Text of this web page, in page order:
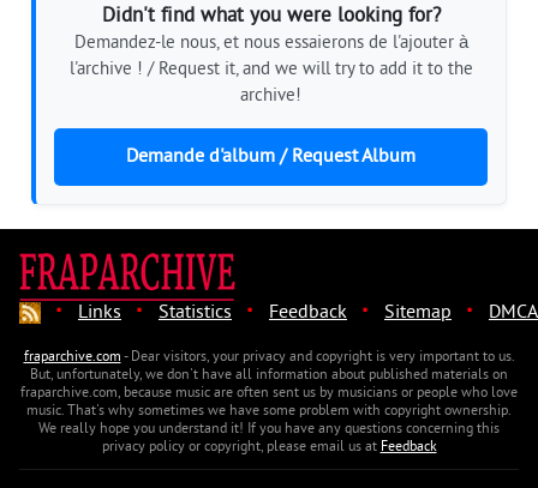
Didn't find what you were looking for?
Demandez-le nous, et nous essaierons de l'ajouter à
l'archive ! / Request it, and we will try to add it to the
archive!
Demande d'album / Request Album
· Links · Statistics · Feedback · Sitemap · DMCA
fraparchive.com- Dear visitors, your privacy and copyright is very important to us.
But, unfortunately, we don't have all information about published materials on
fraparchive.com, because music are often sent us by musicians or people who love
music. That's why sometimes we have some problem with copyright ownership.
We really hope you understand it! If you have any questions concerning this
privacy policy or copyright, please email us atFeedback